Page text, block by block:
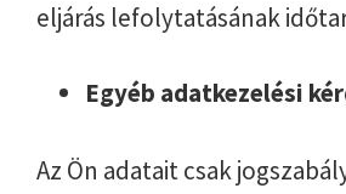
eljárás lefolytatásának
Egyéb adatkezelési
Az Ön adatait csak